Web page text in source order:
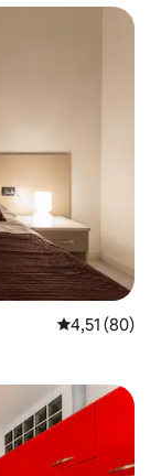
Gemiddelde
4,51 (80)